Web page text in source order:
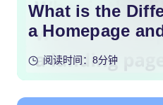
What is the
a Homepage
Page?
阅读时间：8分钟